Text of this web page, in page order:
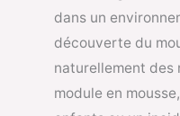
dans un
découverte du
naturellement des
module en